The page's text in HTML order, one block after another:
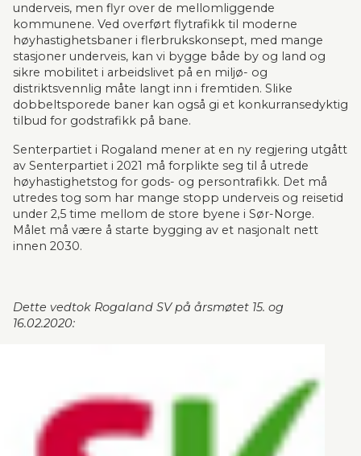
underveis, men flyr over de mellomliggende
kommunene. Ved overført flytrafikk til moderne
høyhastighetsbaner i flerbrukskonsept, med mange
stasjoner underveis, kan vi bygge både by og land og
sikre mobilitet i arbeidslivet på en miljø- og
distriktsvennlig måte langt inn i fremtiden. Slike
dobbeltsporede baner kan også gi et konkurransedyktig
tilbud for godstrafikk på bane.
Senterpartiet i Rogaland mener at en ny regjering utgått
av Senterpartiet i 2021 må forplikte seg til å utrede
høyhastighetstog for gods- og persontrafikk. Det må
utredes tog som har mange stopp underveis og reisetid
under 2,5 time mellom de store byene i Sør-Norge.
Målet må være å starte bygging av et nasjonalt nett
innen 2030.
Dette vedtok Rogaland SV på årsmøtet 15. og
16.02.2020: